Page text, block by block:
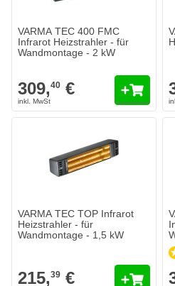
VARMA TEC 400 FMC
Infrarot Heizstrahler - für
Wandmontage - 2 kW
309,40 €
VARMA TEC TOP Infrarot
Heizstrahler - für
Wandmontage - 1,5 kW
215,39 €